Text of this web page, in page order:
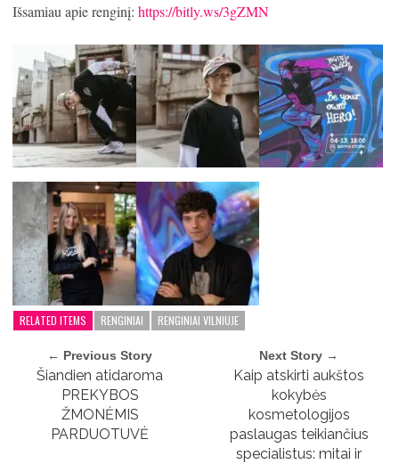
Išsamiau apie renginį: https://bitly.ws/3gZMN
RELATED ITEMS RENGINIAI RENGINIAI VILNIUJE
← Previous Story
Šiandien atidaroma
PREKYBOS
ŽMONĖMIS
PARDUOTUVĖ
Next Story →
Kaip atskirti aukštos
kokybės
kosmetologijos
paslaugas teikiančius
specialistus: mitai ir